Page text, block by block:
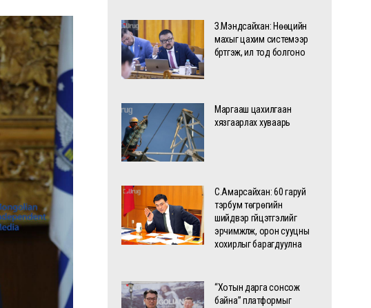
З.Мэндсайхан: Нөөцийн
махыг цахим системээр
бүртгэж, ил тод болгоно
Маргааш цахилгаан
хязгаарлах хуваарь
С.Амарсайхан: 60 гаруй
тэрбум төгрөгийн
шийдвэр гүйцэтгэлийг
эрчимжүүлж, орон сууцны
хохирлыг барагдуулна
“Хотын дарга сонсож
байна” платформыг